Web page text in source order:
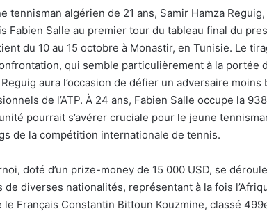
tennisman algérien de 21 ans, Samir Hamza
Fabien Salle au premier tour du tableau final du
du 10 au 15 octobre à Monastir, en Tunisie. Le
qui semble particulièrement à la portée
Reguig aura l’occasion de défier un adversaire
de l’ATP. À 24 ans, Fabien Salle occupe la
pourrait s’avérer cruciale pour le jeune
de la compétition internationale de tennis.
doté d’un prize-money de 15 000 USD, se
de diverses nationalités, représentant à la fois
le Français Constantin Bittoun Kouzmine, classé